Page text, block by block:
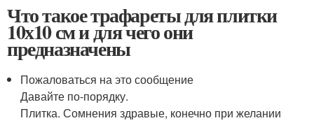
Что такое трафареты для плитки
10х10 см и для чего они
предназначены
Пожаловаться на это сообщение
Давайте по-порядку.
Плитка. Сомнения здравые, конечно при желании